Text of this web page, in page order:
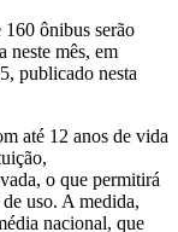
ônibus serão
neste mês, em
publicado nesta
até 12 anos de vida
o que permitirá
uso. A medida,
nacional, que